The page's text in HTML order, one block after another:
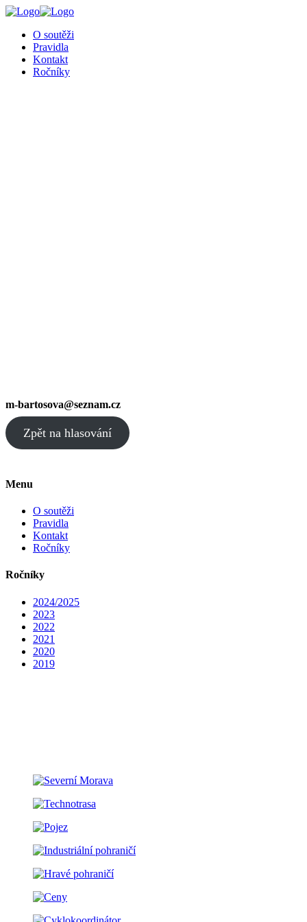
O soutěži
Pravidla
Kontakt
Ročníky
m-bartosova@seznam.cz
Zpět na hlasování
Menu
O soutěži
Pravidla
Kontakt
Ročníky
Ročníky
2024/2025
2023
2022
2021
2020
2019